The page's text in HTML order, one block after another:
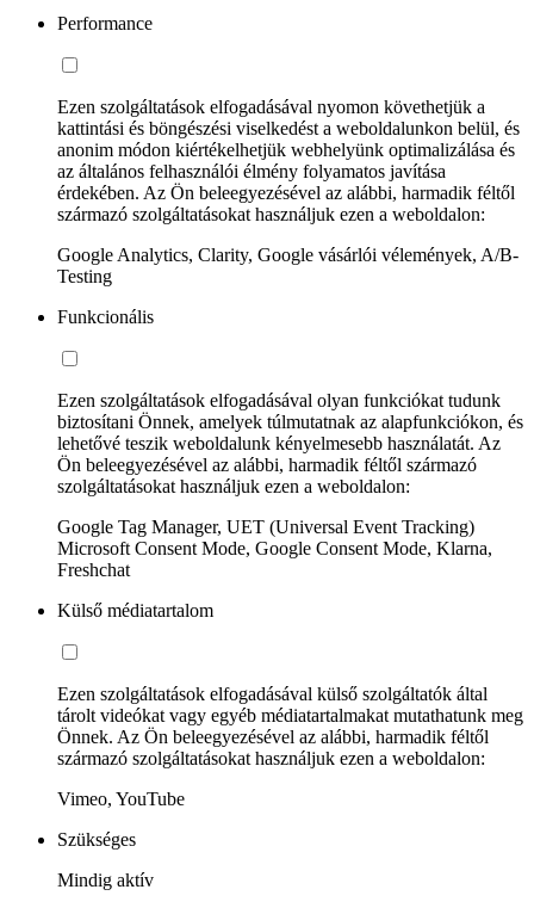
Performance
Ezen szolgáltatások elfogadásával nyomon követhetjük a
kattintási és böngészési viselkedést a weboldalunkon belül, és
anonim módon kiértékelhetjük webhelyünk optimalizálása és
az általános felhasználói élmény folyamatos javítása
érdekében. Az Ön beleegyezésével az alábbi, harmadik féltől
származó szolgáltatásokat használjuk ezen a weboldalon:
Google Analytics, Clarity, Google vásárlói vélemények, A/B-
Testing
Funkcionális
Ezen szolgáltatások elfogadásával olyan funkciókat tudunk
biztosítani Önnek, amelyek túlmutatnak az alapfunkciókon, és
lehetővé teszik weboldalunk kényelmesebb használatát. Az
Ön beleegyezésével az alábbi, harmadik féltől származó
szolgáltatásokat használjuk ezen a weboldalon:
Google Tag Manager, UET (Universal Event Tracking)
Microsoft Consent Mode, Google Consent Mode, Klarna,
Freshchat
Külső médiatartalom
Ezen szolgáltatások elfogadásával külső szolgáltatók által
tárolt videókat vagy egyéb médiatartalmakat mutathatunk meg
Önnek. Az Ön beleegyezésével az alábbi, harmadik féltől
származó szolgáltatásokat használjuk ezen a weboldalon:
Vimeo, YouTube
Szükséges
Mindig aktív